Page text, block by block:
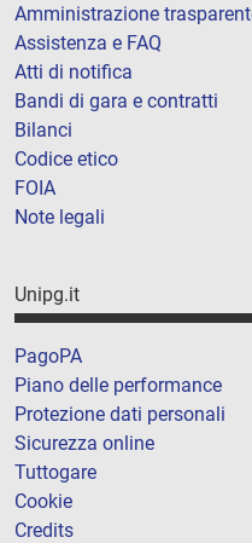
Amministrazione
Assistenza e FAQ
Atti di notifica
Bandi di gara e contratti
Bilanci
Codice etico
FOIA
Note legali
Unipg.it
PagoPA
Piano delle performance
Protezione dati personali
Sicurezza online
Tuttogare
Cookie
Credits